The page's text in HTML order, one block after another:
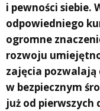
i pewności siebie.
odpowiedniego
ogromne
rozwoju
zajęcia
w bezpiecznym
już od